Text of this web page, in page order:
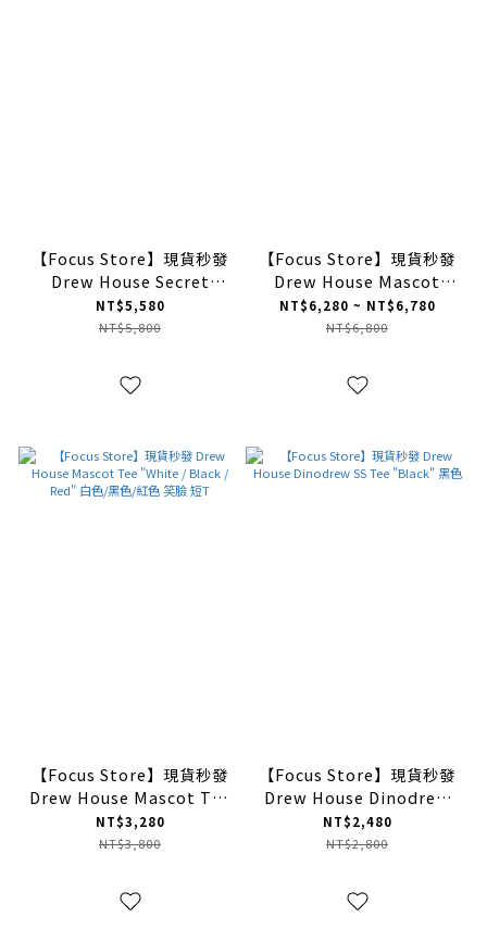
【Focus Store】現貨秒發
Drew House Secret
deconstructed Hoodie
"Rose" 玫瑰 帽T
NT$5,580
NT$5,800
【Focus Store】現貨秒發
Drew House Mascot
Hoodie
"Black/Lime/Red" 黑色/
NT$6,280 ~ NT$6,780
NT$6,800
【Focus Store】現貨秒發
Drew House Mascot Tee
"White / Black / Red" 白
色/黑色/紅色 笑臉 短T
NT$3,280
NT$3,800
【Focus Store】現貨秒發
Drew House Dinodrew
SS Tee "Black" 黑色
NT$2,480
NT$2,800